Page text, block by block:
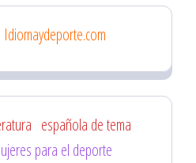
Idiomaydeporte.com
española de tema
para el deporte